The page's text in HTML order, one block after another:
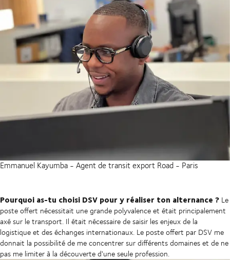
Emmanuel Kayumba - Agent de transit export Road - Paris
Pourquoi as-tu choisi DSV pour y réaliser ton alternance ? Le
poste offert nécessitait une grande polyvalence et était principalement
axé sur le transport. Il était nécessaire de saisir les enjeux de la
logistique et des échanges internationaux. Le poste offert par DSV me
donnait la possibilité de me concentrer sur différents domaines et de ne
pas me limiter à la découverte d'une seule profession.